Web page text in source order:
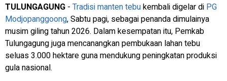
TULUNGAGUNG - Tradisi manten tebukembali digelar di PG
Modjopanggoong, Sabtu pagi, sebagai penanda dimulainya
musim giling tahun 2026. Dalam kesempatan itu, Pemkab
Tulungagung juga mencanangkan pembukaan lahan tebu
seluas 3.000 hektare guna mendukung peningkatan produksi
gula nasional.